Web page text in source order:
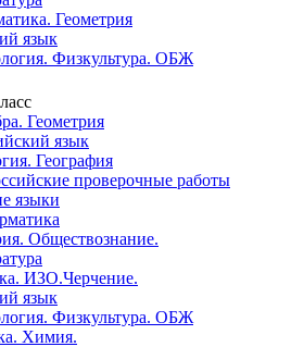
Геометрия
язык
Физкультура. ОБЖ
Геометрия
язык
География
проверочные работы
языки
Обществознание.
ИЗО.Черчение.
язык
Физкультура. ОБЖ
Химия.